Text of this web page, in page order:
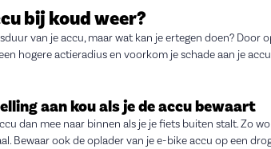
bij koud weer?
van je accu, maar wat kan je ertegen doen? Door
hogere actieradius en voorkom je schade aan je
aan kou als je de accu bewaart
dan mee naar binnen als je je fiets buiten stalt. Zo
Bewaar ook de oplader van je e-bike accu op een